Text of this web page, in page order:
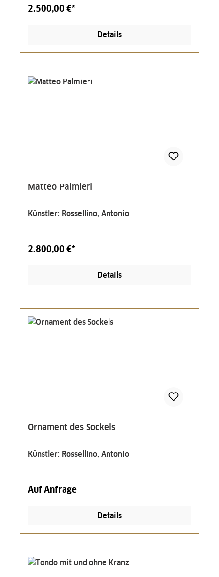
2.500,00 €*
Details
Matteo Palmieri
Künstler: Rossellino, Antonio
2.800,00 €*
Details
Ornament des Sockels
Künstler: Rossellino, Antonio
Auf Anfrage
Details